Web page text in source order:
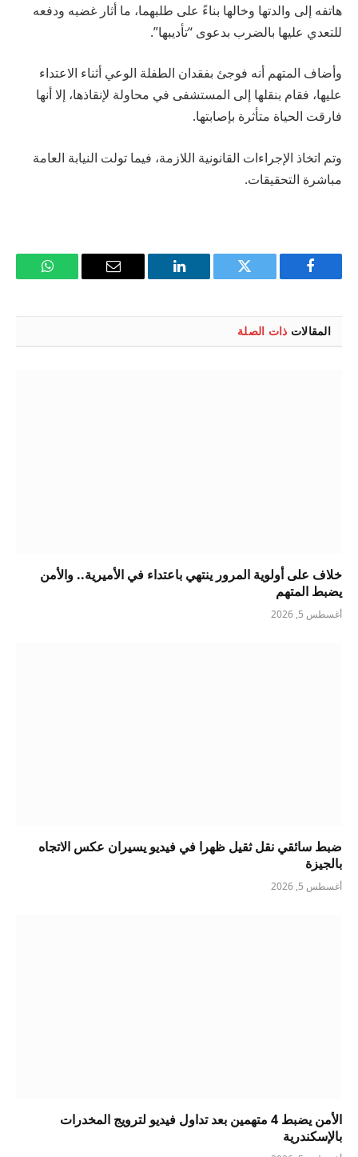
هاتفه إلى والدتها وخالها بناءً على طلبهما، ما أثار غضبه ودفعه
للتعدي عليها بالضرب بدعوى “تأديبها”.
وأضاف المتهم أنه فوجئ بفقدان الطفلة الوعي أثناء الاعتداء
عليها، فقام بنقلها إلى المستشفى في محاولة لإنقاذها، إلا أنها
فارقت الحياة متأثرة بإصابتها.
وتم اتخاذ الإجراءات القانونية اللازمة، فيما تولت النيابة العامة
مباشرة التحقيقات.
فيسبوك تويتر لينكدإن
البريد
واتساب
المقالات ذات الصلة
خلاف على أولوية المرور ينتهي باعتداء في الأميرية.. والأمن
يضبط المتهم
أغسطس 5, 2026
ضبط سائقي نقل ثقيل ظهرا في فيديو يسيران عكس الاتجاه
بالجيزة
أغسطس 5, 2026
الأمن يضبط 4 متهمين بعد تداول فيديو لترويج المخدرات
بالإسكندرية